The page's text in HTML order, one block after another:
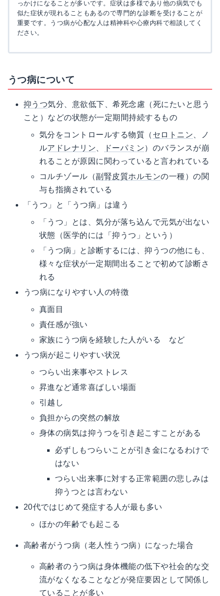
っかけになることが多いです。症状は多様であり他の病気でも
似た症状が現れることもあるので専門的な診断を受けることが
重要です。うつ病が心配な人は精神科や心療内科で相談してく
ださい。
うつ病について
抑うつ気分、意欲低下、希死念慮（死にたいと思う
こと）などの状態が一定期間持続するもの
気分をコントロールする物質（ セロトニン 、ノ
ルアドレナリン ドーパミン）のバランスが崩
れることが原因に関わっていると言われている
コルチゾール（副腎皮質ホルモンの一種）の関
与も指摘されている
「うつ」と「うつ病」は違う
「うつ」とは、気分が落ち込んで元気が出ない
状態（医学的には「抑うつ」という）
「うつ病」と診断するには、抑うつの他にも、
様々な症状が一定期間出ることで初めて診断さ
れる
うつ病になりやすい人の特徴
真面目
責任感が強い
家族にうつ病を経験した人がいる など
うつ病が起こりやすい状況
つらい出来事やストレス
昇進など通常喜ばしい場面
引越し
負担からの突然の解放
身体の病気は抑うつを引き起こすことがある
必ずしもつらいことが引き金になるわけで
はない
つらい出来事に対する正常範囲の悲しみは
抑うつとは言わない
20代ではじめて発症する人が最も多い
ほかの年齢でも起こる
高齢者がうつ病（老人性うつ病）になった場合
高齢者のうつ病は身体機能の低下や社会的な交
流がなくなることなどが発症要因として関係し
ていることが多い